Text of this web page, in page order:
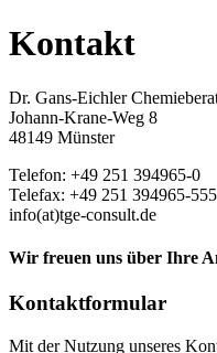
Kontakt
Dr. Gans-Eichler
Johann-Krane-Weg 8
48149 Münster
Telefon: +49 251 394965-0
Telefax: +49 251 394965-555
info(at)tge-consult.de
Wir freuen uns über Ihre
Kontaktformular
Mit der Nutzung unseres
Wir benutzen Cookies
Wir nutzen Cookies auf
essenziell für den Betrieb der
Website und die
Bitte beachten Sie, dass bei
Weitere Informationen|